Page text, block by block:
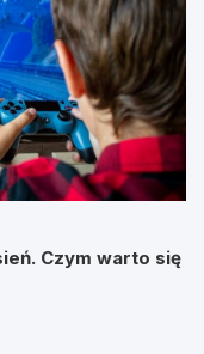
Czym warto się